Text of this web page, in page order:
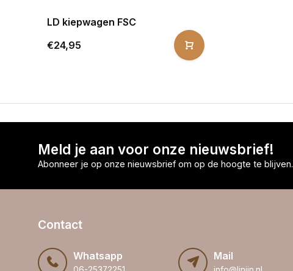
LD kiepwagen FSC
€24,95
Meld je aan voor onze nieuwsbrief!
Abonneer je op onze nieuwsbrief om op de hoogte te blijven.
Contact
Whatsapp Mail